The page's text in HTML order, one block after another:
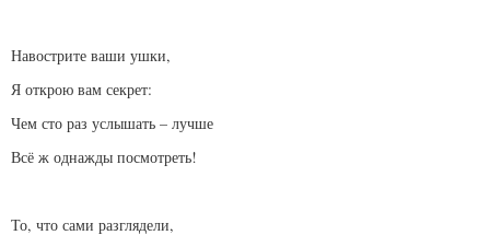
Навострите ваши ушки,
Я открою вам секрет:
Чем сто раз услышать – лучше
Всё ж однажды посмотреть!
То, что сами разглядели,